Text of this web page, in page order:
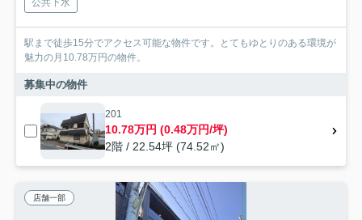
公共下水
駅まで徒歩15分でアクセス可能な物件です。とてもゆとりのある環境が
魅力の月10.78万円の物件。
募集中の物件
201
10.78万円 (0.48万円/坪)
2階 / 22.54坪 (74.52㎡)
店舗一部